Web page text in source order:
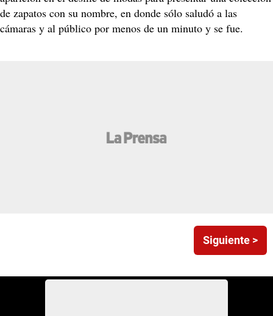
de zapatos con su nombre, en donde sólo saludó a las
cámaras y al público por menos de un minuto y se fue.
Siguiente >